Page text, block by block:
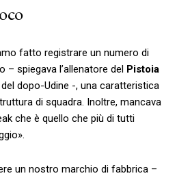
fatto registrare un numero di
– spiegava l’allenatore del Pistoia
dopo-Udine -, una caratteristica
di squadra. Inoltre, mancava
che è quello che più di tutti
un nostro marchio di fabbrica –